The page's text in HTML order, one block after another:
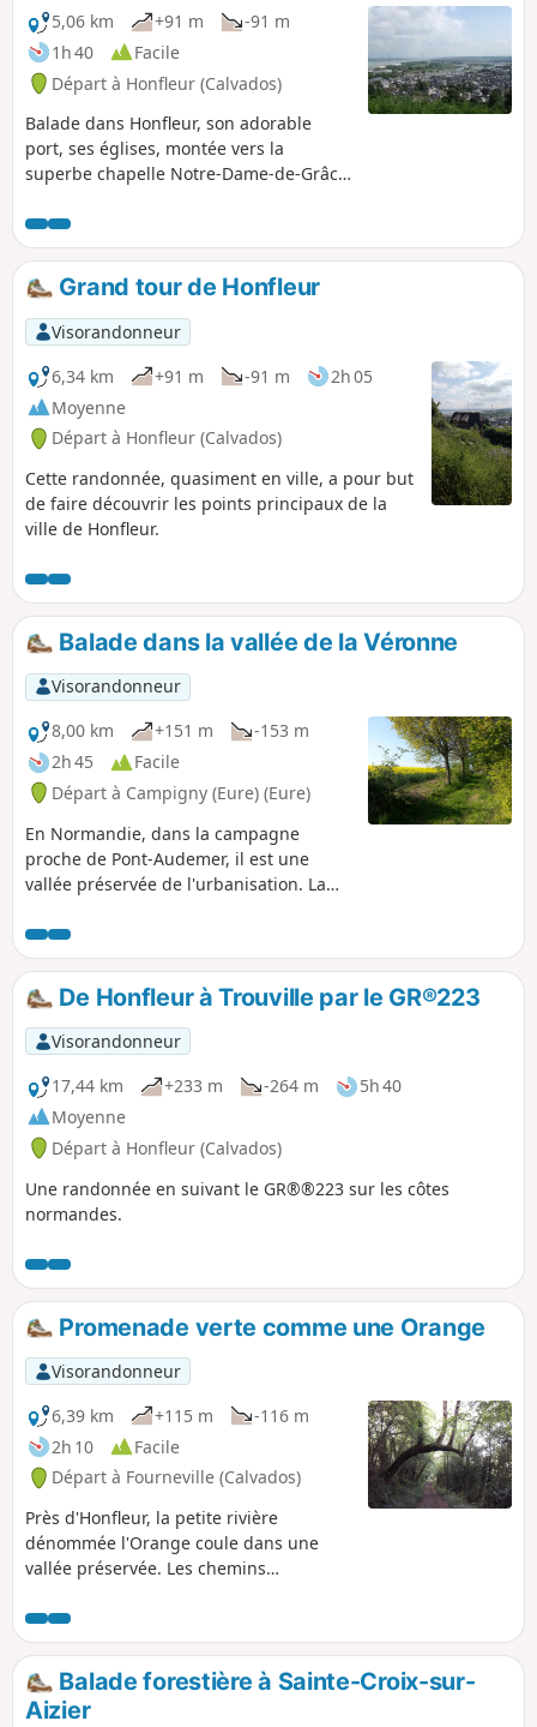
5,06 km +91 m
-91 m
1h 40
Facile
Départ à Honfleur (Calvados)
Balade dans Honfleur, son adorable
port, ses églises, montée vers la
superbe chapelle Notre-Dame-de-Grâce,
Havre, l'embouchure de la Seine et le
Pont de Normandie.
Grand tour de Honfleur
Visorandonneur
6,34 km
+91 m -91 m
2h 05
Moyenne
Départ à Honfleur (Calvados)
Cette randonnée, quasiment en ville, a pour but
de faire découvrir les points principaux de la
ville de Honfleur.
Balade dans la vallée de la Véronne
Visorandonneur
8,00 km
+151 m
-153 m
2h 45
Facile
Départ à Campigny (Eure) (Eure)
En Normandie, dans la campagne
proche de Pont-Audemer, il est une
vallée préservée de l'urbanisation. La
promenade à pied sur ses chemins
creux qui donnent à voir de beaux
paysages champêtres, des sites
naturels d'une grande beauté et
d'intéressants éléments de patrimoine
bâti. Circuit non balisé qui croise 3
circuits officiels balisés : 1 bleu clair au
départ de Campigny (CY), 1 jaune et 1
bleu foncé au départ de Saint Martin
Saint Firmin (SM)
De Honfleur à Trouville par le GR®223
Visorandonneur
17,44 km
+233 m -264 m
5h 40
Moyenne
Départ à Honfleur (Calvados)
Une randonnée en suivant le GR®®223 sur les côtes
normandes.
Promenade verte comme une Orange
Visorandonneur
6,39 km
+115 m
-116 m
2h 10
Facile
Départ à Fourneville (Calvados)
Près d'Honfleur, la petite rivière
dénommée l'Orange coule dans une
vallée préservée. Les chemins
closes de haies avec de belles maisons à
colombage, un vrai concentré de
Normandie.
Balade forestière à Sainte-Croix-sur-
Aizier